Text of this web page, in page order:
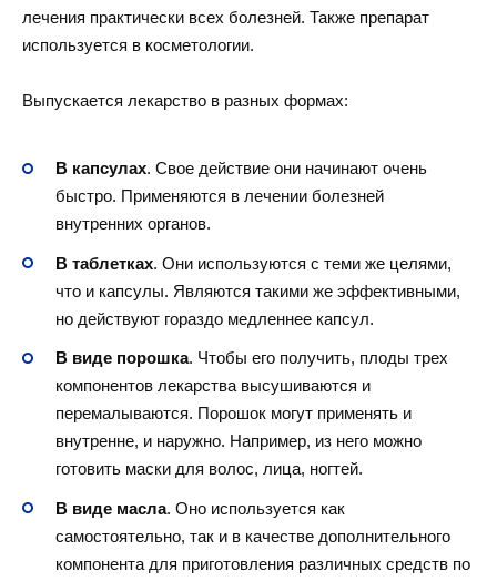
лечения практически всех болезней. Также препарат
используется в косметологии.
Выпускается лекарство в разных формах:
В капсулах. Свое действие они начинают очень
быстро. Применяются в лечении болезней
внутренних органов.
В таблетках. Они используются с теми же целями,
что и капсулы. Являются такими же эффективными,
но действуют гораздо медленнее капсул.
В виде порошка. Чтобы его получить, плоды трех
компонентов лекарства высушиваются и
перемалываются. Порошок могут применять и
внутренне, и наружно. Например, из него можно
готовить маски для волос, лица, ногтей.
В виде масла. Оно используется как
самостоятельно, так и в качестве дополнительного
компонента для приготовления различных средств по